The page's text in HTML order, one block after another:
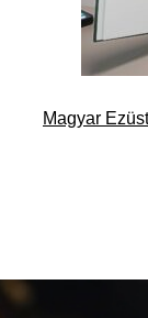
Magyar